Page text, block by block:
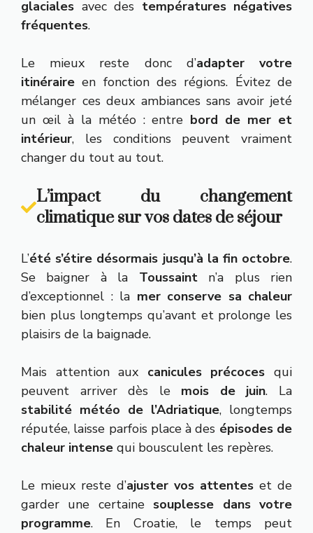
glaciales avec des températures négatives
fréquentes.
Le mieux reste donc d’adapter votre
itinéraire en fonction des régions. Évitez de
mélanger ces deux ambiances sans avoir jeté
un œil à la météo : entre bord de mer et
intérieur, les conditions peuvent vraiment
changer du tout au tout.
L’impact du changement
climatique sur vos dates de séjour
L’été s’étire désormais jusqu’à la fin octobre.
Se baigner à la Toussaintn’a plus rien
d’exceptionnel : la mer conserve sa chaleur
bien plus longtemps qu’avant et prolonge les
plaisirs de la baignade.
Mais attention aux canicules précoces qui
peuvent arriver dès le mois de juin. La
stabilité météo de l’Adriatique, longtemps
réputée, laisse parfois place à des épisodes de
chaleur intense qui bousculent les repères.
Le mieux reste d’ajuster vos attentes et de
garder une certaine souplesse dans votre
programme. En Croatie, le temps peut